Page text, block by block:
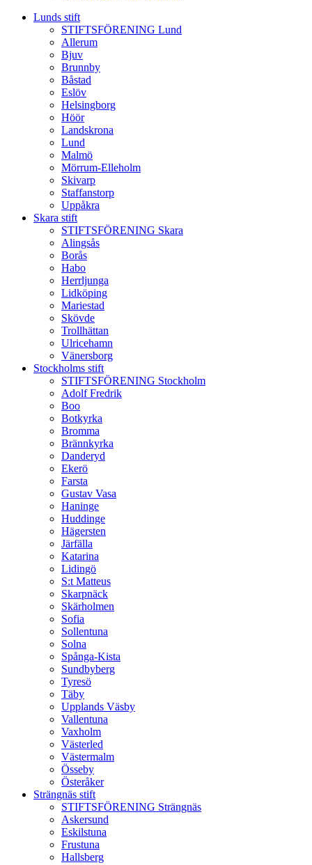
Lunds stift
STIFTSFÖRENING Lund
Allerum
Bjuv
Brunnby
Båstad
Eslöv
Helsingborg
Höör
Landskrona
Lund
Malmö
Mörrum-Elleholm
Skivarp
Staffanstorp
Uppåkra
Skara stift
STIFTSFÖRENING Skara
Alingsås
Borås
Habo
Herrljunga
Lidköping
Mariestad
Skövde
Trollhättan
Ulricehamn
Vänersborg
Stockholms stift
STIFTSFÖRENING Stockholm
Adolf Fredrik
Boo
Botkyrka
Bromma
Brännkyrka
Danderyd
Ekerö
Farsta
Gustav Vasa
Haninge
Huddinge
Hägersten
Järfälla
Katarina
Lidingö
S:t Matteus
Skarpnäck
Skärholmen
Sofia
Sollentuna
Solna
Spånga-Kista
Sundbyberg
Tyresö
Täby
Upplands Väsby
Vallentuna
Vaxholm
Västerled
Västermalm
Össeby
Österåker
Strängnäs stift
STIFTSFÖRENING Strängnäs
Askersund
Eskilstuna
Frustuna
Hallsberg